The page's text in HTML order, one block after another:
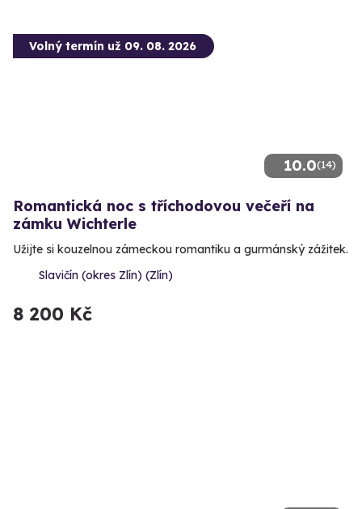
10.0(14)
Volný termín už 09. 08. 2026
Romantická noc s tříchodovou večeří na
zámku Wichterle
Užijte si kouzelnou zámeckou romantiku a gurmánský zážitek.
Slavičín (okres Zlín) (Zlín)
8 200 Kč